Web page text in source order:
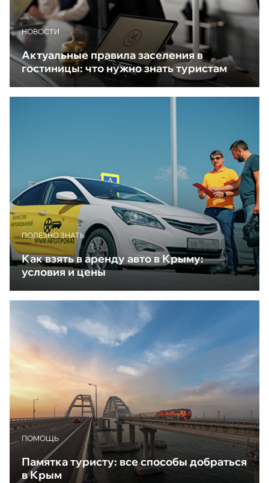
НОВОСТИ
Актуальные правила заселения в
гостиницы: что нужно знать туристам
ПОЛЕЗНО ЗНАТЬ
Как взять в аренду авто в Крыму:
условия и цены
ПОМОЩЬ
Памятка туристу: все способы добраться
в Крым